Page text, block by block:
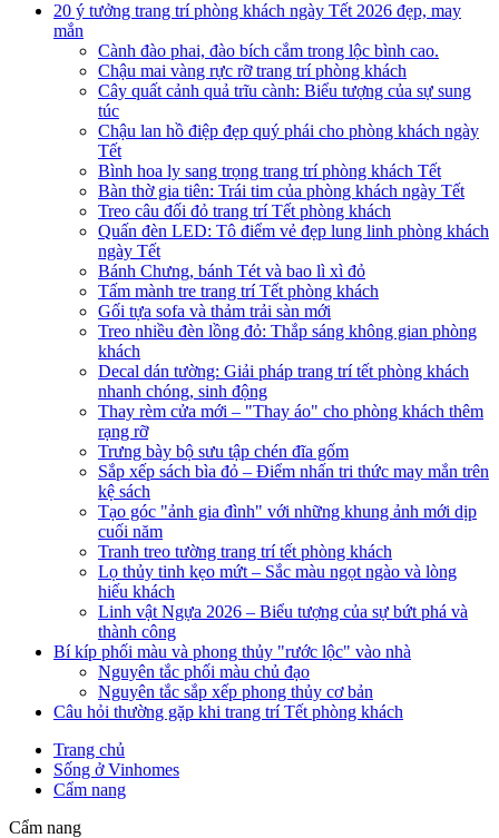
20 ý tưởng trang trí phòng khách ngày Tết 2026 đẹp, may
mắn
Cành đào phai, đào bích cắm trong lộc bình cao.
Chậu mai vàng rực rỡ trang trí phòng khách
Cây quất cảnh quả trĩu cành: Biểu tượng của sự sung
túc
Chậu lan hồ điệp đẹp quý phái cho phòng khách ngày
Tết
Bình hoa ly sang trọng trang trí phòng khách Tết
Bàn thờ gia tiên: Trái tim của phòng khách ngày Tết
Treo câu đối đỏ trang trí Tết phòng khách
Quấn đèn LED: Tô điểm vẻ đẹp lung linh phòng khách
ngày Tết
Bánh Chưng, bánh Tét và bao lì xì đỏ
Tấm mành tre trang trí Tết phòng khách
Gối tựa sofa và thảm trải sàn mới
Treo nhiều đèn lồng đỏ: Thắp sáng không gian phòng
khách
Decal dán tường: Giải pháp trang trí tết phòng khách
nhanh chóng, sinh động
Thay rèm cửa mới – "Thay áo" cho phòng khách thêm
rạng rỡ
Trưng bày bộ sưu tập chén đĩa gốm
Sắp xếp sách bìa đỏ – Điểm nhấn tri thức may mắn trên
kệ sách
Tạo góc "ảnh gia đình" với những khung ảnh mới dịp
cuối năm
Tranh treo tường trang trí tết phòng khách
Lọ thủy tinh kẹo mứt – Sắc màu ngọt ngào và lòng
hiếu khách
Linh vật Ngựa 2026 – Biểu tượng của sự bứt phá và
thành công
Bí kíp phối màu và phong thủy "rước lộc" vào nhà
Nguyên tắc phối màu chủ đạo
Nguyên tắc sắp xếp phong thủy cơ bản
Câu hỏi thường gặp khi trang trí Tết phòng khách
Trang chủ
Sống ở Vinhomes
Cẩm nang
Cẩm nang